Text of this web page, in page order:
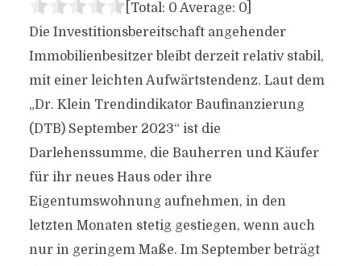
[Total: 0 Average: 0]
Die Investitionsbereitschaft angehender
Immobilienbesitzer bleibt derzeit relativ stabil,
mit einer leichten Aufwärtstendenz. Laut dem
„Dr. Klein Trendindikator Baufinanzierung
(DTB) September 2023“ ist die
Darlehenssumme, die Bauherren und Käufer
für ihr neues Haus oder ihre
Eigentumswohnung aufnehmen, in den
letzten Monaten stetig gestiegen, wenn auch
nur in geringem Maße. Im September beträgt